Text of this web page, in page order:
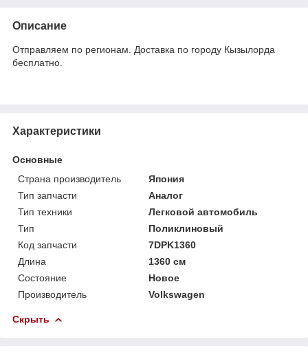
Описание
Отправляем по регионам. Доставка по городу Кызылорда
бесплатно.
Характеристики
Основные
Страна производитель
Япония
Тип запчасти
Аналог
Тип техники
Легковой автомобиль
Тип
Поликлиновый
Код запчасти
7DPK1360
Длина
1360 см
Состояние
Новое
Производитель
Volkswagen
Скрыть